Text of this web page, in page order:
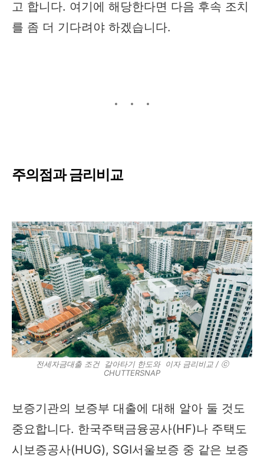
고 합니다. 여기에 해당한다면 다음 후속 조치
를 좀 더 기다려야 하겠습니다.
주의점과 금리비교
전세자금대출 조건 갈아타기 한도와 이자 금리비교 / ⓒ
CHUTTERSNAP
보증기관의 보증부 대출에 대해 알아 둘 것도
중요합니다. 한국주택금융공사(HF)나 주택도
시보증공사(HUG), SGI서울보증 중 같은 보증